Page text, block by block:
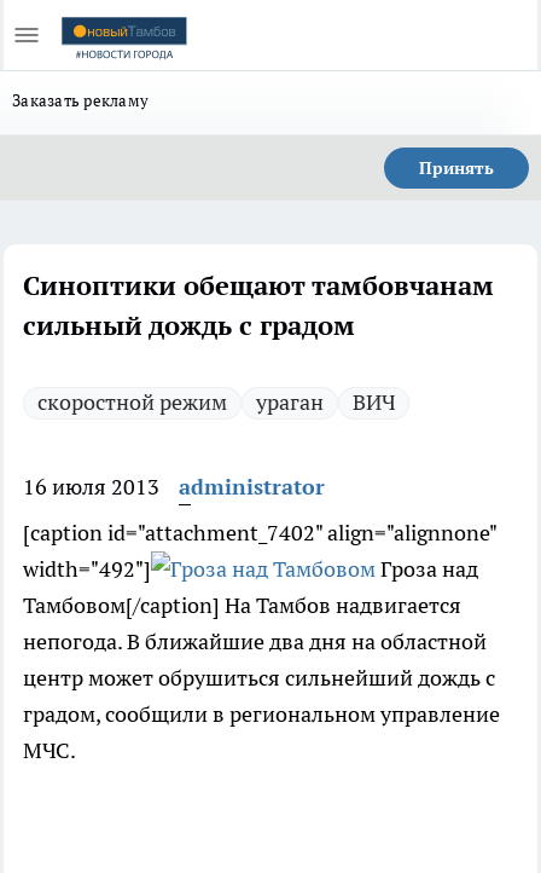
Заказать рекламу
Принять
Синоптики обещают тамбовчанам
сильный дождь с градом
скоростной режим ураган ВИЧ
16 июля 2013
administrator
[caption id="attachment_7402" align="alignnone"
width="492"]
Гроза над
Тамбовом[/caption] На Тамбов надвигается
непогода. В ближайшие два дня на областной
центр может обрушиться сильнейший дождь с
градом, сообщили в региональном управление
МЧС.